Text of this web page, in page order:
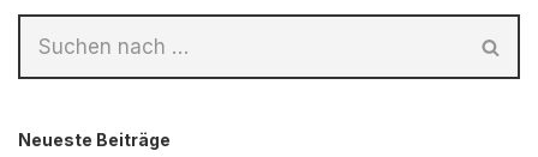
Neueste Beiträge